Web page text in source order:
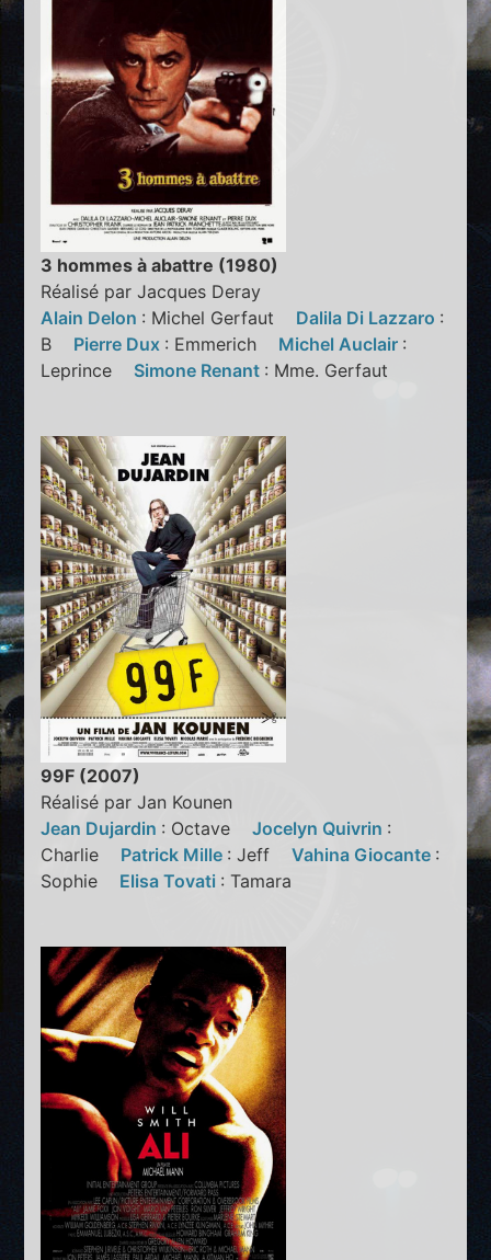
3 hommes à abattre (1980)
Réalisé par Jacques Deray
Alain Delon : Michel Gerfaut Dalila Di Lazzaro :
B Pierre Dux : Emmerich Michel Auclair :
Leprince Simone Renant : Mme. Gerfaut
99F (2007)
Réalisé par Jan Kounen
Jean Dujardin : OctaveJocelyn Quivrin :
Charlie Patrick Mille : JeffVahina Giocante :
Sophie Elisa Tovati : Tamara